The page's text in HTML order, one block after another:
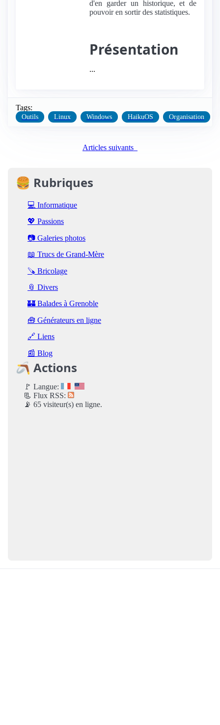
d'en garder un historique, et de
pouvoir en sortir des statistiques.
Présentation
...
Tags:
Outils Linux Windows HaikuOS Organisation
Articles suivants
🍔 Rubriques
💻 Informatique
💖 Passions
📷 Galeries photos
📖 Trucs de Grand-Mère
🪚 Bricolage
📎 Divers
🏰 Balades à Grenoble
🧰 Générateurs en ligne
🔗 Liens
📰 Blog
🪃 Actions
🚩 Langue:
📃 Flux RSS:
📡 65 visiteur(s) en ligne.